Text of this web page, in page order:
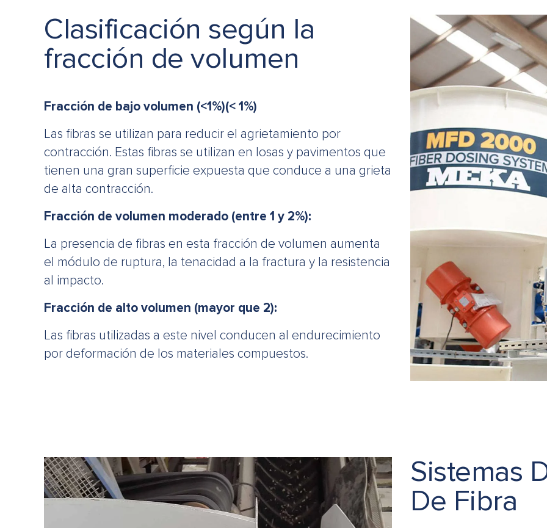
Clasificación según la
fracción de volumen
Fracción de bajo volumen (<1%)(< 1%)
Las fibras se utilizan para reducir el agrietamiento por
contracción. Estas fibras se utilizan en losas y pavimentos que
tienen una gran superficie expuesta que conduce a una grieta
de alta contracción.
Fracción de volumen moderado (entre 1 y 2%):
La presencia de fibras en esta fracción de volumen aumenta
el módulo de ruptura, la tenacidad a la fractura y la resistencia
al impacto.
Fracción de alto volumen (mayor que 2):
Las fibras utilizadas a este nivel conducen al endurecimiento
por deformación de los materiales compuestos.
Sistemas
De Fibra